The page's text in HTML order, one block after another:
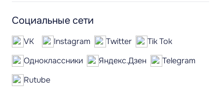
Социальные сети
VK Instagram Twitter
Tik Tok
Одноклассники
Яндекс.Дзен
Telegram
Rutube